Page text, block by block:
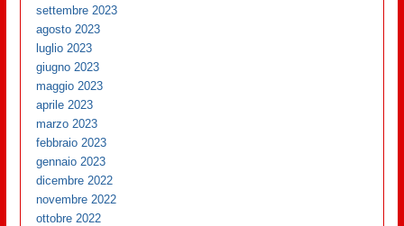
settembre 2023
agosto 2023
luglio 2023
giugno 2023
maggio 2023
aprile 2023
marzo 2023
febbraio 2023
gennaio 2023
dicembre 2022
novembre 2022
ottobre 2022